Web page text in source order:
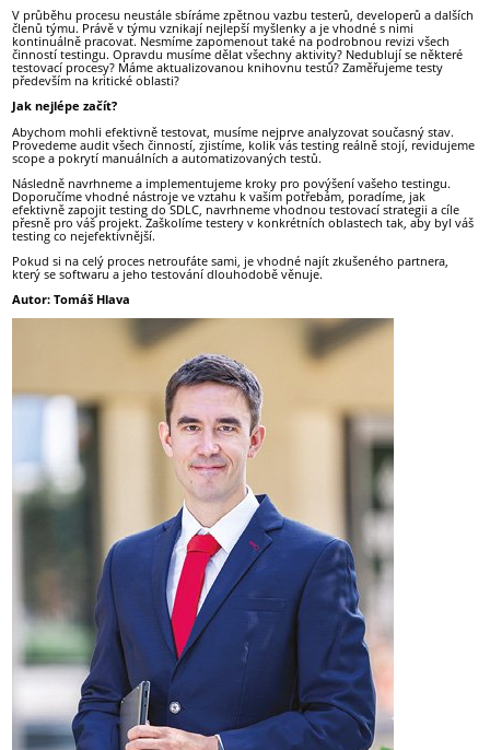
V průběhu procesu neustále sbíráme zpětnou vazbu testerů, developerů a dalších
členů týmu. Právě v týmu vznikají nejlepší myšlenky a je vhodné s nimi
kontinuálně pracovat. Nesmíme zapomenout také na podrobnou revizi všech
činností testingu. Opravdu musíme dělat všechny aktivity? Nedublují se některé
testovací procesy? Máme aktualizovanou knihovnu testů? Zaměřujeme testy
především na kritické oblasti?
Jak nejlépe začít?
Abychom mohli efektivně testovat, musíme nejprve analyzovat současný stav.
Provedeme audit všech činností, zjistíme, kolik vás testing reálně stojí, revidujeme
scope a pokrytí manuálních a automatizovaných testů.
Následně navrhneme a implementujeme kroky pro povýšení vašeho testingu.
Doporučíme vhodné nástroje ve vztahu k vašim potřebám, poradíme, jak
efektivně zapojit testing do SDLC, navrhneme vhodnou testovací strategii a cíle
přesně pro váš projekt. Zaškolíme testery v konkrétních oblastech tak, aby byl váš
testing co nejefektivnější.
Pokud si na celý proces netroufáte sami, je vhodné najít zkušeného partnera,
který se softwaru a jeho testování dlouhodobě věnuje.
Autor: Tomáš Hlava